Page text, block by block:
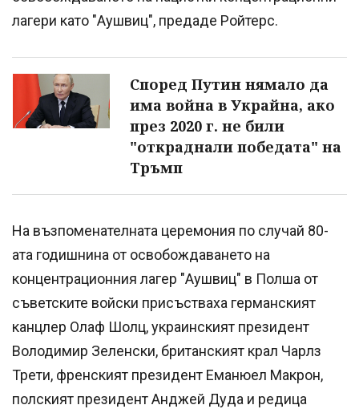
лагери като "Аушвиц", предаде Ройтерс.
Според Путин нямало да
има война в Украйна, ако
през 2020 г. не били
"откраднали победата" на
Тръмп
На възпоменателната церемония по случай 80-
ата годишнина от освобождаването на
концентрационния лагер "Аушвиц" в Полша от
съветските войски присъстваха германският
канцлер Олаф Шолц, украинският президент
Володимир Зеленски, британският крал Чарлз
Трети, френският президент Еманюел Макрон,
полският президент Анджей Дуда и редица